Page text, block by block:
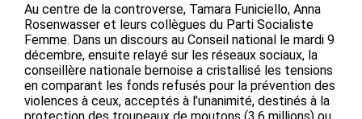
Au centre de la controverse, Tamara Funiciello, Anna
Rosenwasser et leurs collègues du Parti Socialiste
Femme. Dans un discours au Conseil national le mardi 9
décembre, ensuite relayé sur les réseaux sociaux, la
conseillère nationale bernoise a cristallisé les tensions
en comparant les fonds refusés pour la prévention des
violences à ceux, acceptés à l’unanimité, destinés à la